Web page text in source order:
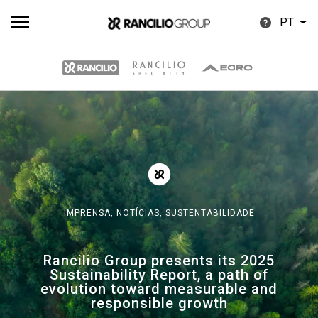
PT
IMPRENSA, NOTÍCIAS, SUSTENTABILIDADE
Rancilio Group presents its 2025
Sustainability Report, a path of
evolution toward measurable and
responsible growth
Produtos Notícias Descarregar
Our brands
Group